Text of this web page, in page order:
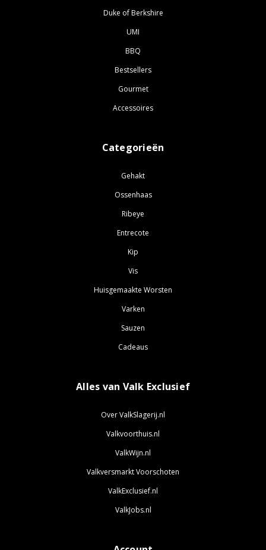
Duke of Berkshire
UMI
BBQ
Bestsellers
Gourmet
Accessoires
Categorieën
Gehakt
Ossenhaas
Ribeye
Entrecote
Kip
Vis
Huisgemaakte Worsten
Varken
Sauzen
Cadeaus
Alles van Valk Exclusief
Over ValkSlagerij.nl
Valkvoorthuis.nl
ValkWijn.nl
Valkversmarkt Voorschoten
ValkExclusief.nl
ValkJobs.nl